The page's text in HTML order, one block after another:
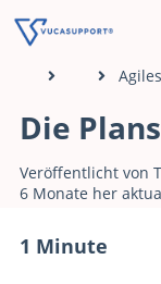
1 Minute
Die
Veröffentlicht von
6 Monate her